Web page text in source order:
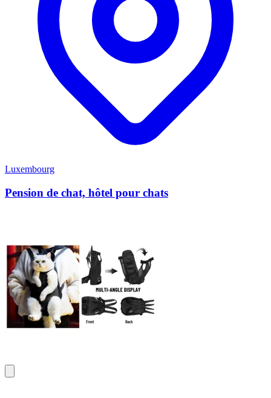
Luxembourg
Pension de chat, hôtel pour chats